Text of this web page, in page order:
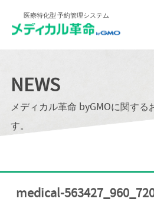
医療特化型 予約管理システム
NEWS
メディカル革命 byGMOに関す
す。
medical-